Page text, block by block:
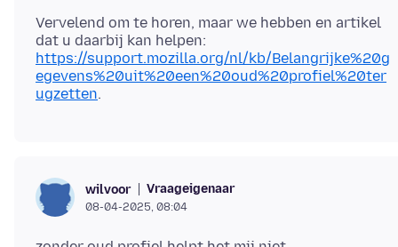
Vervelend om te horen, maar we hebben en artikel
dat u daarbij kan helpen:
https://support.mozilla.org/nl/kb/Belangrijke%20g
egevens%20uit%20een%20oud%20profiel%20ter
ugzetten
wilvoor Vraageigenaar
08-04-2025, 08:04